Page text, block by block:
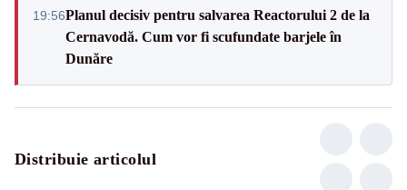
19:56Planul decisiv pentru salvarea Reactorului 2 de la
Cernavodă. Cum vor fi scufundate barjele în
Dunăre
Distribuie articolul